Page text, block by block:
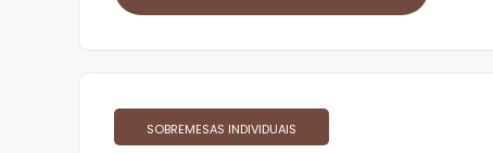
SOBREMESAS INDIVIDUAIS